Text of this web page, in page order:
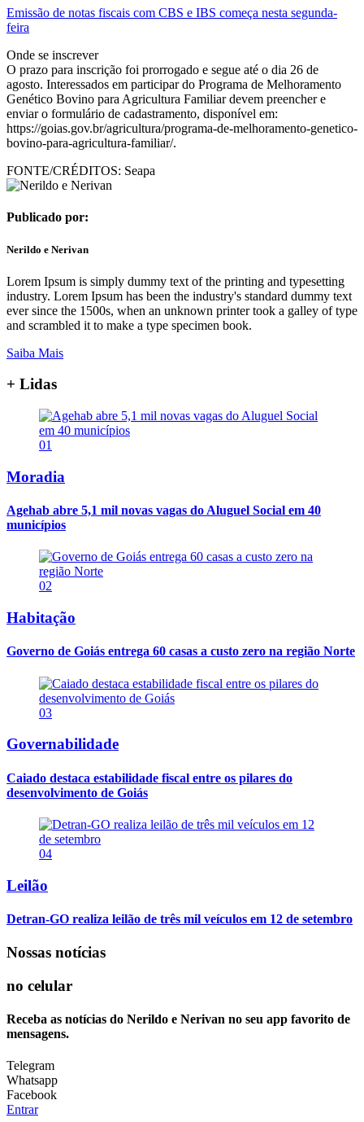
Emissão de notas fiscais com CBS e IBS começa nesta segunda-
feira
Onde se inscrever
O prazo para inscrição foi prorrogado e segue até o dia 26 de
agosto. Interessados em participar do Programa de Melhoramento
Genético Bovino para Agricultura Familiar devem preencher e
enviar o formulário de cadastramento, disponível em:
https://goias.gov.br/agricultura/programa-de-melhoramento-genetico-
bovino-para-agricultura-familiar/.
FONTE/CRÉDITOS: Seapa
Publicado por:
Nerildo e Nerivan
Lorem Ipsum is simply dummy text of the printing and typesetting
industry. Lorem Ipsum has been the industry's standard dummy text
ever since the 1500s, when an unknown printer took a galley of type
and scrambled it to make a type specimen book.
Saiba Mais
+ Lidas
01
Moradia
Agehab abre 5,1 mil novas vagas do Aluguel Social em 40
municípios
02
Habitação
Governo de Goiás entrega 60 casas a custo zero na região Norte
03
Governabilidade
Caiado destaca estabilidade fiscal entre os pilares do
desenvolvimento de Goiás
04
Leilão
Detran-GO realiza leilão de três mil veículos em 12 de setembro
Nossas notícias
no celular
Receba as notícias do Nerildo e Nerivan no seu app favorito de
mensagens.
Telegram
Whatsapp
Facebook
Entrar